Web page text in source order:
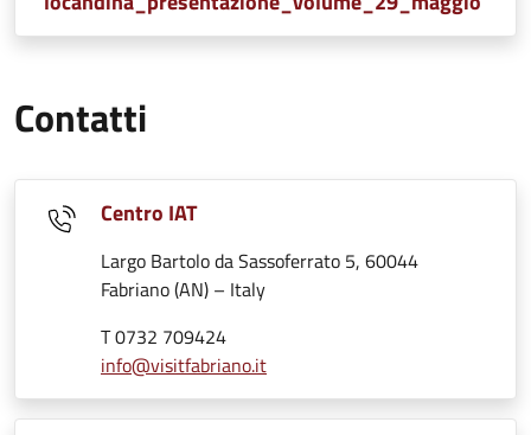
Contatti
Centro IAT
Largo Bartolo da Sassoferrato 5, 60044
Fabriano (AN) – Italy
T 0732 709424
info@visitfabriano.it